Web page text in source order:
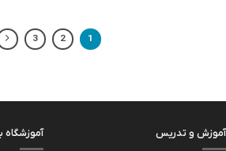
1
2
3
آموزش و تدریس آموزشگاه